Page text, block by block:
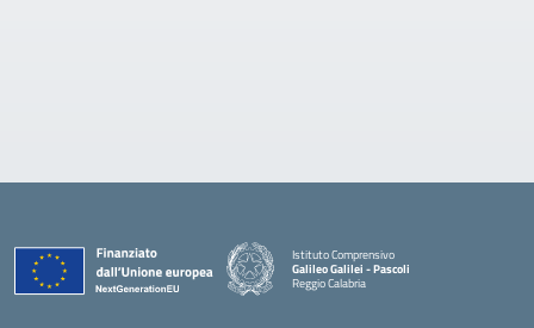
Istituto Comprensivo
Galileo Galilei - Pascoli
Reggio Calabria